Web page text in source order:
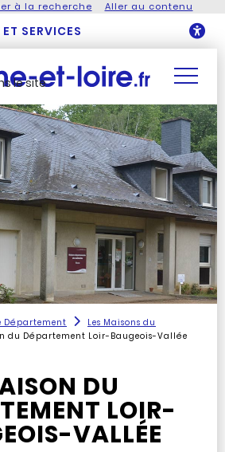
à la recherche Aller au contenu
SERVICES
le site
Département
Les Maisons du
du Département Loir-Baugeois-Vallée
DU
LOIR-
VALLÉE